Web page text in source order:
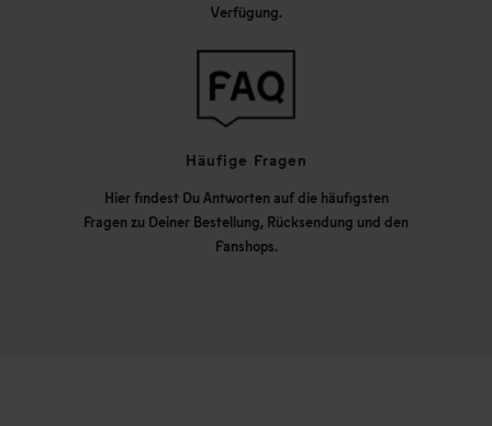
Verfügung.
Häufige Fragen
Hier findest Du Antworten auf die häufigsten
Fragen zu Deiner Bestellung, Rücksendung und den
Fanshops.